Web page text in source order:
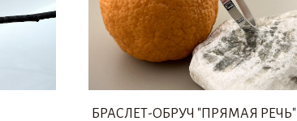
БРАСЛЕТ-ОБРУЧ "ПРЯМАЯ РЕЧЬ"